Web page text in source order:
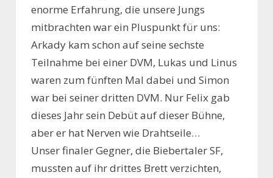
enorme Erfahrung, die unsere Jungs
mitbrachten war ein Pluspunkt für uns:
Arkady kam schon auf seine sechste
Teilnahme bei einer DVM, Lukas und Linus
waren zum fünften Mal dabei und Simon
war bei seiner dritten DVM. Nur Felix gab
dieses Jahr sein Debüt auf dieser Bühne,
aber er hat Nerven wie Drahtseile…
Unser finaler Gegner, die Biebertaler SF,
mussten auf ihr drittes Brett verzichten,